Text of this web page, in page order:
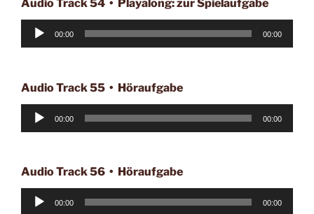
Audio Track 54 • Playalong: zur Spielaufgabe
Audio-
00:00 00:00
Audio Track 55 • Höraufgabe
Audio-
00:00 00:00
Audio Track 56 • Höraufgabe
Audio-
00:00 00:00